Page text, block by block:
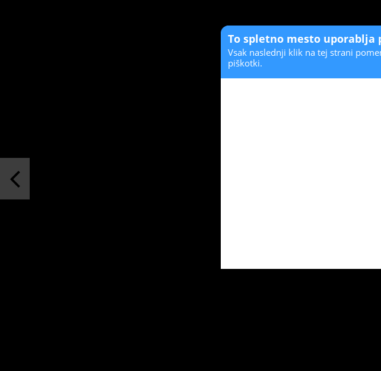
To spletno mesto uporablja
Vsak naslednji klik na tej strani
piškotki.